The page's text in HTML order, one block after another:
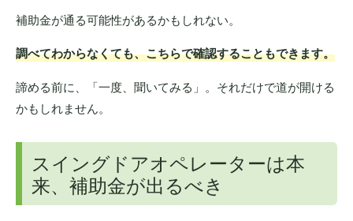
補助金が通る可能性があるかもしれない。
調べてわからなくても、こちらで確認することもできます。
諦める前に、「一度、聞いてみる」。それだけで道が開ける
かもしれません。
スイングドアオペレーターは本
来、補助金が出るべき